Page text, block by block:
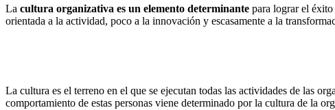
La cultura organizativa es un elemento determinante para lograr el
orientada a la actividad, poco a la innovación y escasamente a la
La cultura es el terreno en el que se ejecutan todas las actividades de las
comportamiento de estas personas viene determinado por la cultura de la